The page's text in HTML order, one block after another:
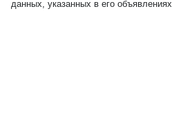
данных, указанных в его объявлениях